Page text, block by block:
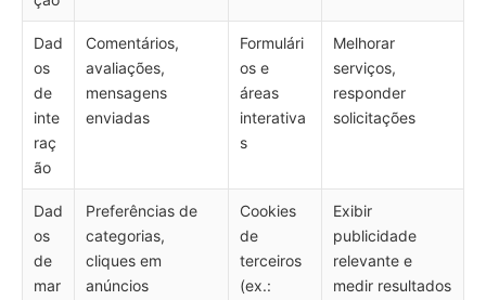
Dad
os
de
inte
raç
ão
Comentários,
avaliações,
mensagens
enviadas
Formulári
os e
áreas
interativa
s
Melhorar
serviços,
responder
solicitações
Dad
os
de
mar
Preferências de
categorias,
cliques em
anúncios
Cookies
de
terceiros
(ex.:
Exibir
publicidade
relevante e
medir resultados